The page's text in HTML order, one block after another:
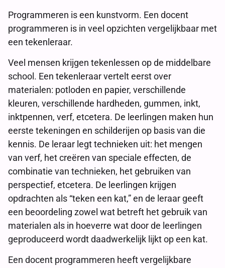
Programmeren is een kunstvorm. Een docent
programmeren is in veel opzichten vergelijkbaar met
een tekenleraar.
Veel mensen krijgen tekenlessen op de middelbare
school. Een tekenleraar vertelt eerst over
materialen: potloden en papier, verschillende
kleuren, verschillende hardheden, gummen, inkt,
inktpennen, verf, etcetera. De leerlingen maken hun
eerste tekeningen en schilderijen op basis van die
kennis. De leraar legt technieken uit: het mengen
van verf, het creëren van speciale effecten, de
combinatie van technieken, het gebruiken van
perspectief, etcetera. De leerlingen krijgen
opdrachten als “teken een kat,” en de leraar geeft
een beoordeling zowel wat betreft het gebruik van
materialen als in hoeverre wat door de leerlingen
geproduceerd wordt daadwerkelijk lijkt op een kat.
Een docent programmeren heeft vergelijkbare